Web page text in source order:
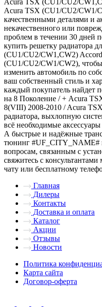
Acura TSX (CU1/CU2/CW1/
качественными деталями и
некачественного или
проблем в течении 30 дней
купить решетку радиатора
(CU1/CU2/CW1,CW2)
(CU1/CU2/CW1/CW2), чтобы
изменить автомобиль по
ваш собственный стиль и
каждый покупатель найдет
на 8 Поколение / + Acura
8(VIII) 2008-2010 / Acura
радиатора, выхлопную
всё необходимые
А быстрые и надёжные
тюнинг #UF_CITY_NAME#
вопросам, связанным с
свяжитесь с
чату или бесплатному
Главная
Дилеры
Контакты
Доставка и оплата
Каталог
Акции
Отзывы
Новости
Политика
Карта сайта
Договор-оферта